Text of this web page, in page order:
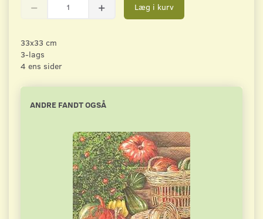
Læg i kurv
33x33 cm
3-lags
4 ens sider
ANDRE FANDT OGSÅ